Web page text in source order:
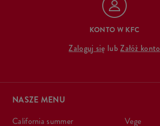
KONTO W KFC
Zaloguj się lubZałóż konto
NASZE MENU
california summer
vege